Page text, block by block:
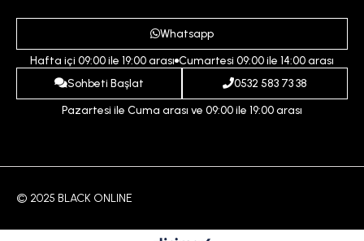
Ödeme ve Teslimat Koşulları
İptal ve İade Koşulları
İndirim
Whatsapp
Hafta içi 09:00 ile 19:00 arası Cumartesi 09:00 ile 14:00 arası
Sohbeti Başlat
0532 583 73 38
Pazartesi ile Cuma arası ve 09:00 ile 19:00 arası
© 2025 BLACK ONLINE